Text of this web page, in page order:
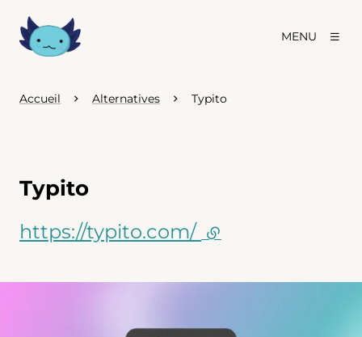
MENU
Accueil Alternatives Typito
Typito
https://typito.com/ (lien externe)